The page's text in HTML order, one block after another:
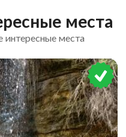
места
интересные места